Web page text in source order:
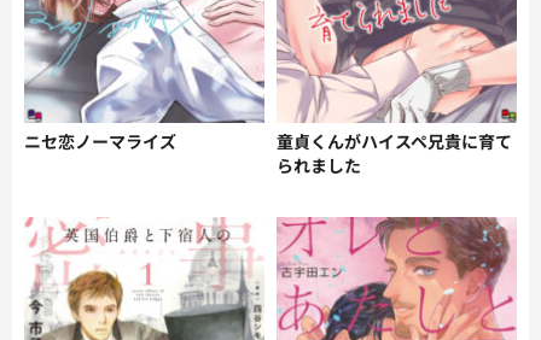
ニセ恋ノーマライズ
童貞くんがハイスペ兄貴に育て
られました